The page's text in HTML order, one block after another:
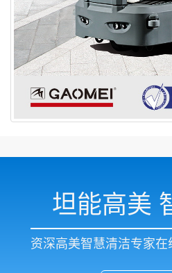
坦能高美
资深高美智慧清洁专家